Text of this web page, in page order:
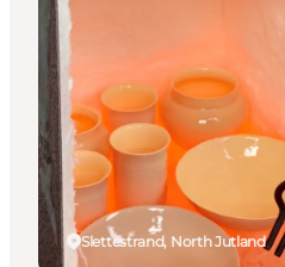
Inspiratie
Bestemmingen
Wat te doen
Accommodaties
Plan je reis
Slettestrand, North Jutland